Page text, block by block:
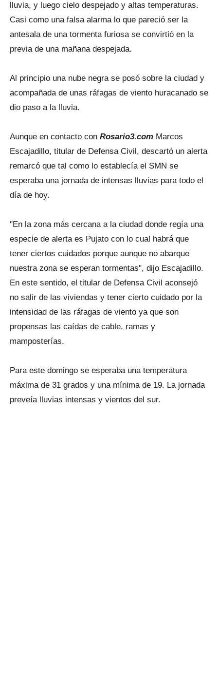
lluvia, y luego cielo despejado y altas temperaturas.
Casi como una falsa alarma lo que pareció ser la
antesala de una tormenta furiosa se convirtió en la
previa de una mañana despejada.
Al principio una nube negra se posó sobre la ciudad y
acompañada de unas ráfagas de viento huracanado se
dio paso a la lluvia.
Aunque en contacto con Rosario3.com Marcos
Escajadillo, titular de Defensa Civil, descartó un alerta
remarcó que tal como lo establecía el SMN se
esperaba una jornada de intensas lluvias para todo el
día de hoy.
"En la zona más cercana a la ciudad donde regía una
especie de alerta es Pujato con lo cual habrá que
tener ciertos cuidados porque aunque no abarque
nuestra zona se esperan tormentas", dijo Escajadillo.
En este sentido, el titular de Defensa Civil aconsejó
no salir de las viviendas y tener cierto cuidado por la
intensidad de las ráfagas de viento ya que son
propensas las caídas de cable, ramas y
mamposterías.
Para este domingo se esperaba una temperatura
máxima de 31 grados y una mínima de 19. La jornada
preveía lluvias intensas y vientos del sur.